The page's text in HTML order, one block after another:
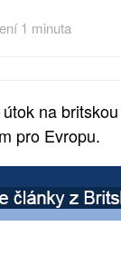
1 minuta
na
pro Evropu.